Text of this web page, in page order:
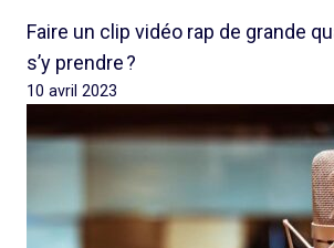
Faire un clip vidéo rap de grande
s’y prendre ?
10 avril 2023